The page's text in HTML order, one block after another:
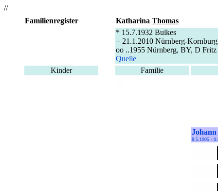
//
Familienregister
Katharina Thomas
* 15.7.1932 Bulkes
+ 21.1.2010 Nürnberg-
oo ..1955 Nürnberg, BY, D
Quelle
Kinder
Familie
Johann
8.5.1905 -